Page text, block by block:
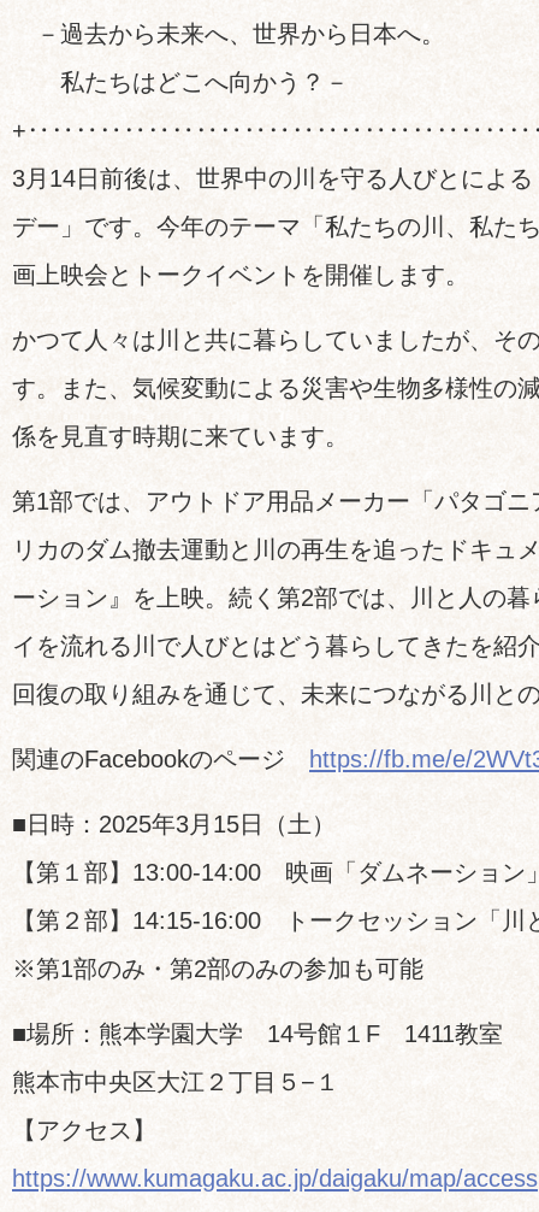
－過去から未来へ、世界から日本へ。
私たちはどこへ向かう？－
3月14日前後は、世界中の川を守る人びとによ
デー」です。今年のテーマ「私たちの川、私た
画上映会とトークイベントを開催します。
かつて人々は川と共に暮らしていましたが、そ
す。また、気候変動による災害や生物多様性の
係を見直す時期に来ています。
第1部では、アウトドア用品メーカー「パタゴ
リカのダム撤去運動と川の再生を追ったドキュ
ーション』を上映。続く第2部では、川と人の
イを流れる川で人びとはどう暮らしてきたを紹
回復の取り組みを通じて、未来につながる川と
関連のFacebookのページ https://fb.me/e/
■日時：2025年3月15日（土）
【第１部】13:00-14:00 映画「ダムネーション
【第２部】14:15-16:00 トークセッション「川
※第1部のみ・第2部のみの参加も可能
■場所：熊本学園大学 14号館１F 1411教室
熊本市中央区大江２丁目５−１
【アクセス】
https://www.kumagaku.ac.jp/daigaku/map/access